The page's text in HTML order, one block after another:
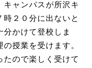
キャンパスが所沢キ
時２０分に出ないと
かけて登校しま
授業を受けます。
ので楽しく受けて